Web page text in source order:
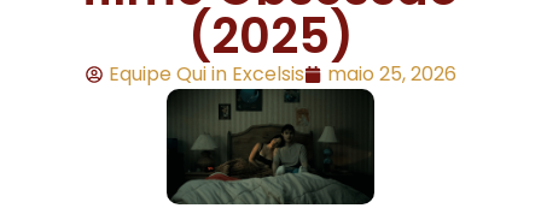
(2025)
Equipe Qui in Excelsis maio 25, 2026